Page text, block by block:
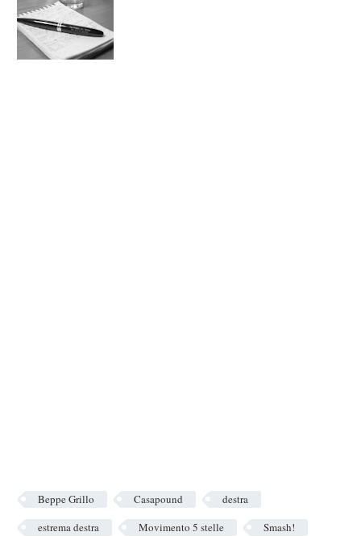
Beppe Grillo Casapound
destra
estrema destra
Movimento 5 stelle Smash!